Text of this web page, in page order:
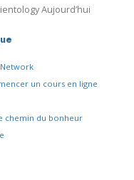
Aujourd’hui
un cours en ligne
chemin du bonheur